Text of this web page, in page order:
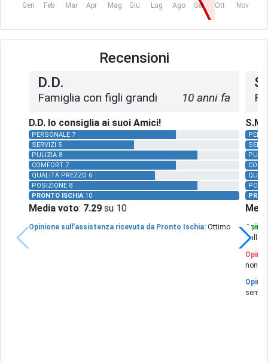
Gen Feb Mar Apr Mag Giu Lug Ago Set Ott Nov
Recensioni
D.D.
Famiglia con figli grandi 10 anni fa
D.D. lo consiglia ai suoi Amici!
PERSONALE 7
SERVIZI 5
PULIZIA 8
COMFORT 7
QUALITÀ PREZZO 6
POSIZIONE 8
PRONTO ISCHIA10
Media voto: 7.29 su 10
Opinione sull'assistenza ricevuta da Pronto Ischia: Ottimo
sulla
non